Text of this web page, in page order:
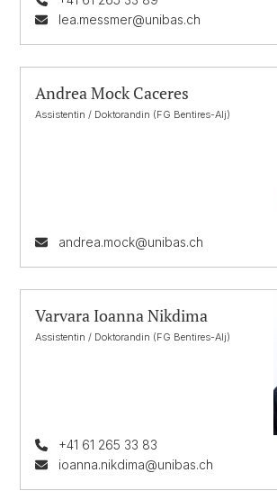
lea.messmer@unibas.ch
Andrea Mock Caceres
Assistentin / Doktorandin (FG Bentires-Alj)
andrea.mock@unibas.ch
Varvara Ioanna Nikdima
Assistentin / Doktorandin (FG Bentires-Alj)
+41 61 265 33 83
ioanna.nikdima@unibas.ch